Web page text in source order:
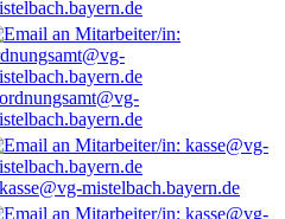
ordnungsamt@vg-
kasse@vg-mistelbach.bayern.de